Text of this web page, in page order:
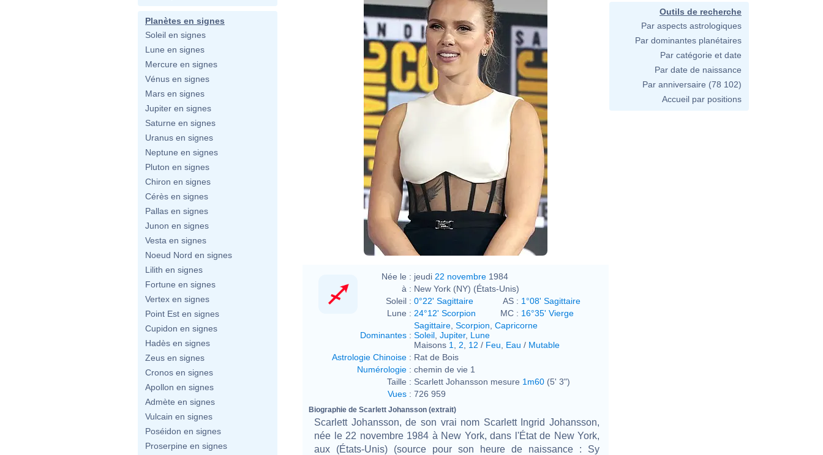
Planètes en signes
Soleil en signes
Lune en signes
Mercure en signes
Vénus en signes
Mars en signes
Jupiter en signes
Saturne en signes
Uranus en signes
Neptune en signes
Pluton en signes
Chiron en signes
Cérès en signes
Pallas en signes
Junon en signes
Vesta en signes
Noeud Nord en signes
Lilith en signes
Fortune en signes
Vertex en signes
Point Est en signes
Cupidon en signes
Hadès en signes
Zeus en signes
Cronos en signes
Apollon en signes
Admète en signes
Vulcain en signes
Poséidon en signes
Proserpine en signes
Née le : jeudi 22 novembre 1984
à : New York (NY) (États-Unis)
Soleil : 0°22' Sagittaire AS : 1°08' Sagittaire
Lune : 24°12' Scorpion MC : 16°35' Vierge
Dominantes :
Sagittaire Scorpion Capricorne
Soleil Jupiter, Lune
Maisons 1 2 12 / Feu Eau / Mutable
Astrologie Chinoise : Rat de Bois
Numérologie : chemin de vie 1
Taille : Scarlett Johansson mesure 1m60 (5' 3")
Vues : 726 959
Biographie de Scarlett Johansson (extrait)
Scarlett Johansson, de son vrai nom Scarlett Ingrid Johansson,
née le 22 novembre 1984 à New York, dans l'État de New York,
aux (États-Unis) (source pour son heure de naissance : Sy
Outils de recherche
Par aspects astrologiques
Par dominantes planétaires
Par catégorie et date
Par date de naissance
Par anniversaire (78 102)
Accueil par positions